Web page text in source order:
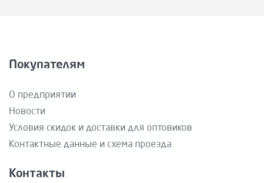
Покупателям
О предприятии
Новости
Условия скидок и доставки для оптовиков
Контактные данные и схема проезда
Контакты